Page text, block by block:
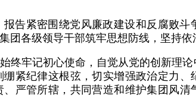
告紧密围绕党风廉政建设和反腐败
各级领导干部筑牢思想防线，坚持依
终牢记初心使命，自觉从党的创新理
紧纪律这根弦，切实增强政治定力、
严管所辖，共同营造和维护集团风清